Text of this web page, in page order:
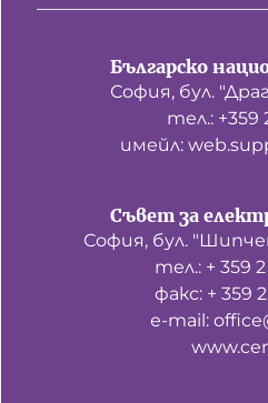
Българско
София, бул.
тел.: +359
имейл:
Съвет за
София, бул.
тел.: + 359
факс: + 359
е-mail: